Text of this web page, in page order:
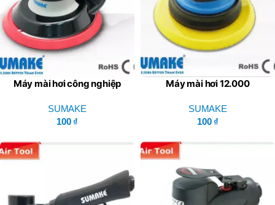
Máy mài hơi công nghiệp
SUMAKE
100 ₫
Máy mài hơi 12.000
SUMAKE
SUMAKE
100 ₫